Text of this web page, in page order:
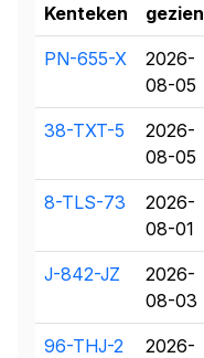
Kenteken
gezien
PN-655-X
2026-
08-05
38-TXT-5
2026-
08-05
8-TLS-73
2026-
08-01
J-842-JZ
2026-
08-03
96-THJ-2
2026-